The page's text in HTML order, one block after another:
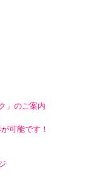
」のご案内
可能です！